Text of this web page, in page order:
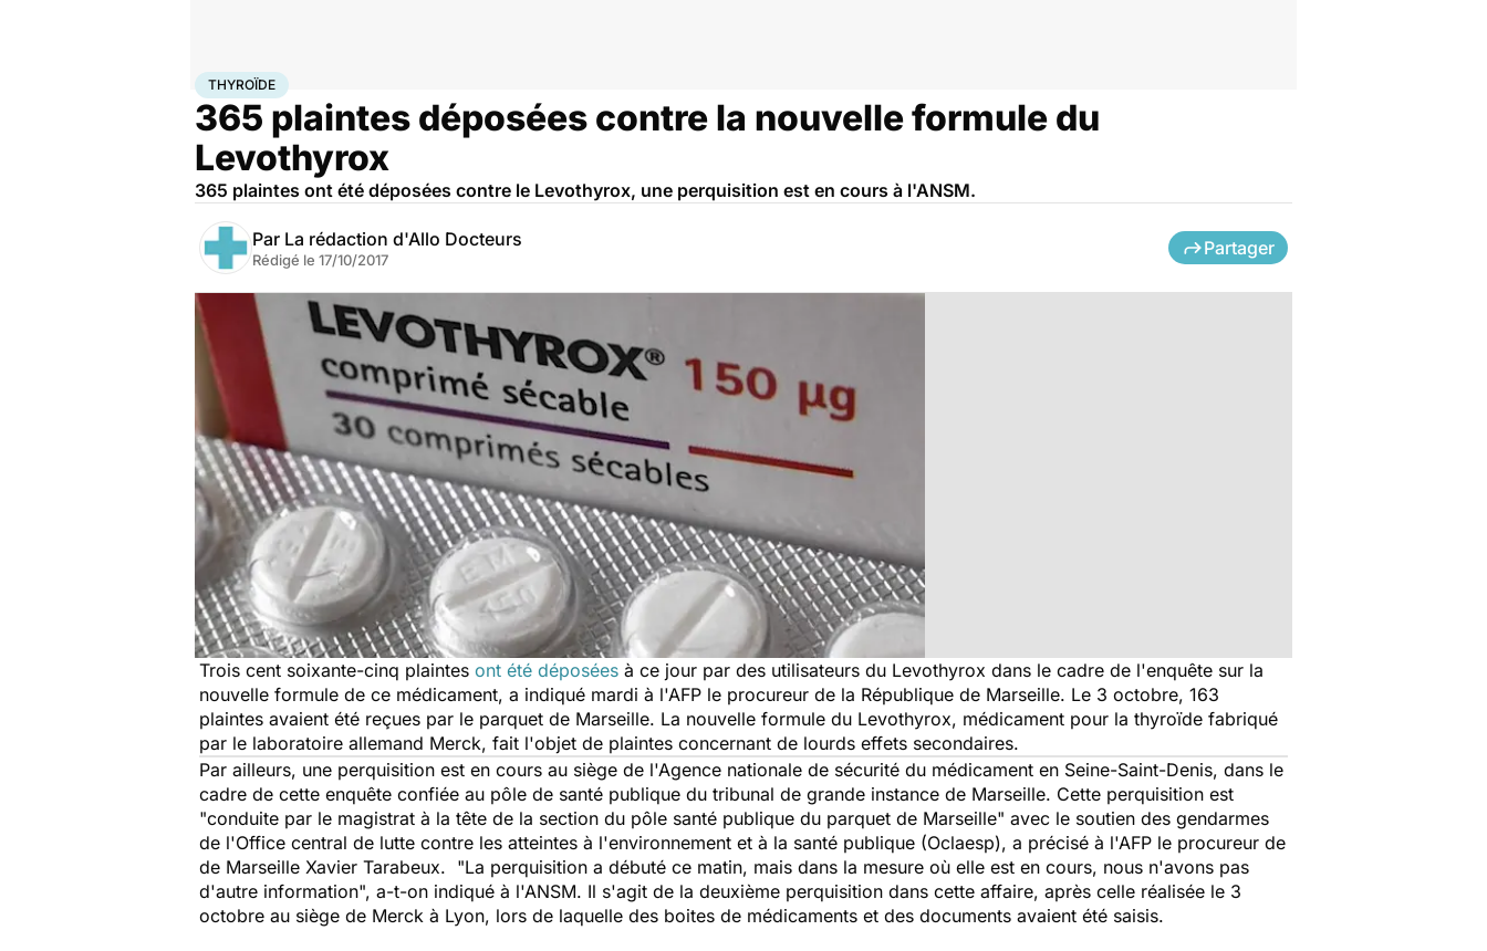
AccueilSanté Maladies
THYROÏDE
365 plaintes déposées contre la nouvelle formule du
Levothyrox
365 plaintes ont été déposées contre le Levothyrox, une perquisition est en cours à l'ANSM.
Par La rédaction d'Allo Docteurs
Rédigé le 17/10/2017
Partager
Trois cent soixante-cinq plaintes ont été déposées à ce jour par des utilisateurs du Levothyrox dans le cadre de l'enquête sur la
nouvelle formule de ce médicament, a indiqué mardi à l'AFP le procureur de la République de Marseille. Le 3 octobre, 163
plaintes avaient été reçues par le parquet de Marseille. La nouvelle formule du Levothyrox, médicament pour la thyroïde fabriqué
par le laboratoire allemand Merck, fait l'objet de plaintes concernant de lourds effets secondaires.
Par ailleurs, une perquisition est en cours au siège de l'Agence nationale de sécurité du médicament en Seine-Saint-Denis, dans le
cadre de cette enquête confiée au pôle de santé publique du tribunal de grande instance de Marseille. Cette perquisition est
"conduite par le magistrat à la tête de la section du pôle santé publique du parquet de Marseille" avec le soutien des gendarmes
de l'Office central de lutte contre les atteintes à l'environnement et à la santé publique (Oclaesp), a précisé à l'AFP le procureur de
de Marseille Xavier Tarabeux. "La perquisition a débuté ce matin, mais dans la mesure où elle est en cours, nous n'avons pas
d'autre information", a-t-on indiqué à l'ANSM. Il s'agit de la deuxième perquisition dans cette affaire, après celle réalisée le 3
octobre au siège de Merck à Lyon, lors de laquelle des boites de médicaments et des documents avaient été saisis.